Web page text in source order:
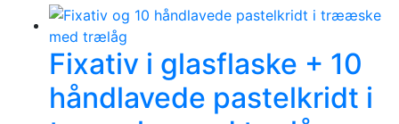
Fixativ i glasflaske + 10
håndlavede pastelkridt i